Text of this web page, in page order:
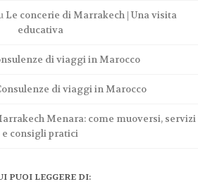
Le concerie di Marrakech | Una visita
educativa
di viaggi in Marocco
di viaggi in Marocco
Menara: come muoversi, servizi
e consigli pratici
PUOI LEGGERE DI: